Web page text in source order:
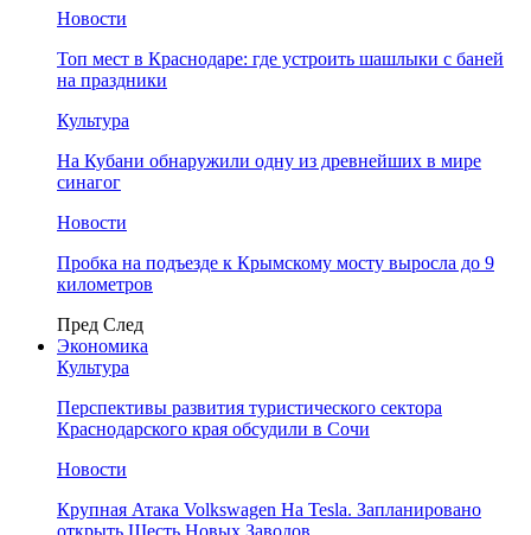
Новости
Топ мест в Краснодаре: где устроить шашлыки с баней
на праздники
Культура
На Кубани обнаружили одну из древнейших в мире
синагог
Новости
Пробка на подъезде к Крымскому мосту выросла до 9
километров
Пред След
Экономика
Культура
Перспективы развития туристического сектора
Краснодарского края обсудили в Сочи
Новости
Крупная Атака Volkswagen На Tesla. Запланировано
открыть Шесть Новых Заводов